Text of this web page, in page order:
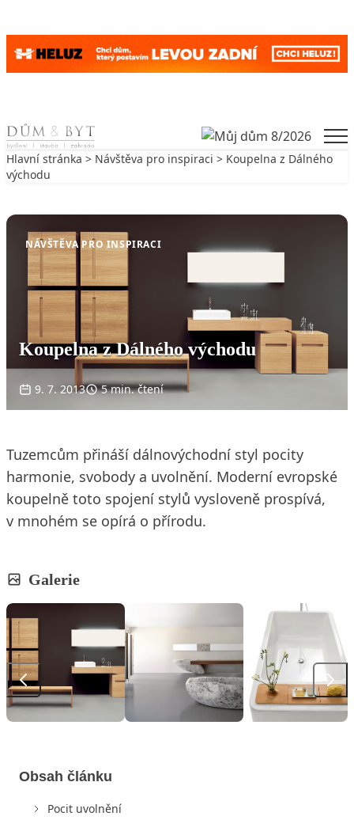
Skip to content
Hlavní stránka > Návštěva pro inspiraci > Koupelna z Dálného
východu
NÁVŠTĚVA PRO INSPIRACI
Koupelna z Dálného východu
9. 7. 2013 5 min. čtení
Tuzemcům přináší dálnovýchodní styl pocity
harmonie, svobody a uvolnění. Moderní evropské
koupelně toto spojení stylů vysloveně prospívá,
v mnohém se opírá o přírodu.
Galerie
Obsah článku
Pocit uvolnění